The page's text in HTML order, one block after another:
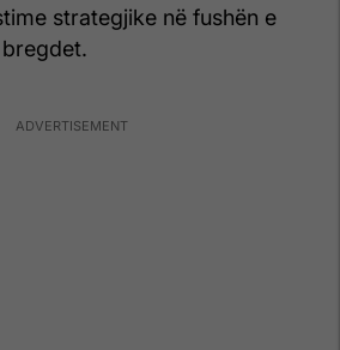
strategjike në fushën e